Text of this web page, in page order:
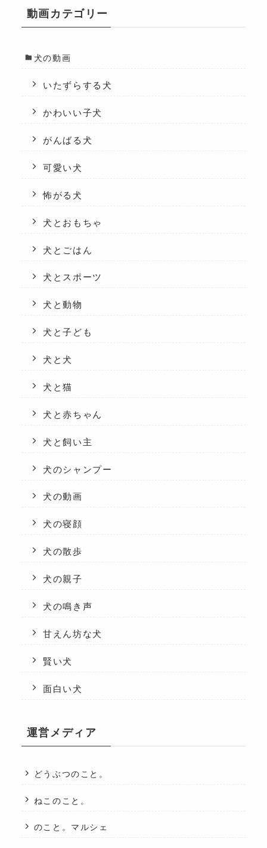
動画カテゴリー
犬の動画
いたずらする犬
かわいい子犬
がんばる犬
可愛い犬
怖がる犬
犬とおもちゃ
犬とごはん
犬とスポーツ
犬と動物
犬と子ども
犬と犬
犬と猫
犬と赤ちゃん
犬と飼い主
犬のシャンプー
犬の動画
犬の寝顔
犬の散歩
犬の親子
犬の鳴き声
甘えん坊な犬
賢い犬
面白い犬
運営メディア
どうぶつのこと。
ねこのこと。
のこと。マルシェ